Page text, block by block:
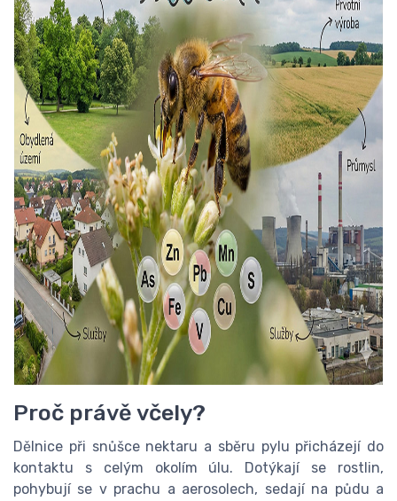
Proč právě včely?
Dělnice při snůšce nektaru a sběru pylu přicházejí do
kontaktu s celým okolím úlu. Dotýkají se rostlin,
pohybují se v prachu a aerosolech, sedají na půdu a